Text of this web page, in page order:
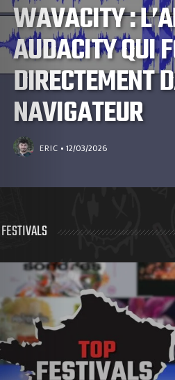
WAVACITY :
AUDACITY QUI
DIRECTEMENT
NAVIGATEUR
ERIC 12/03/2026
FESTIVALS